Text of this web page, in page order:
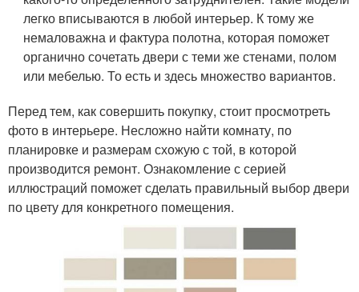
легко вписываются в любой интерьер. К тому же
немаловажна и фактура полотна, которая поможет
органично сочетать двери с теми же стенами, полом
или мебелью. То есть и здесь множество вариантов.
Перед тем, как совершить покупку, стоит просмотреть
фото в интерьере. Несложно найти комнату, по
планировке и размерам схожую с той, в которой
производится ремонт. Ознакомление с серией
иллюстраций поможет сделать правильный выбор двери
по цвету для конкретного помещения.